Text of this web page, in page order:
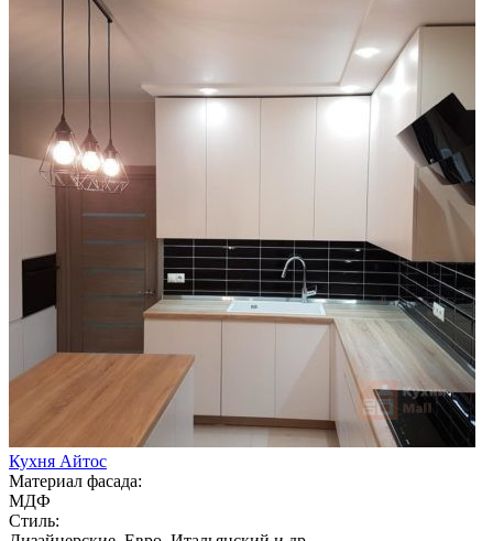
Кухня Айтос
Материал фасада:
МДФ
Стиль: